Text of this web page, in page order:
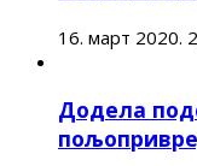
16. март 2020.
Додела